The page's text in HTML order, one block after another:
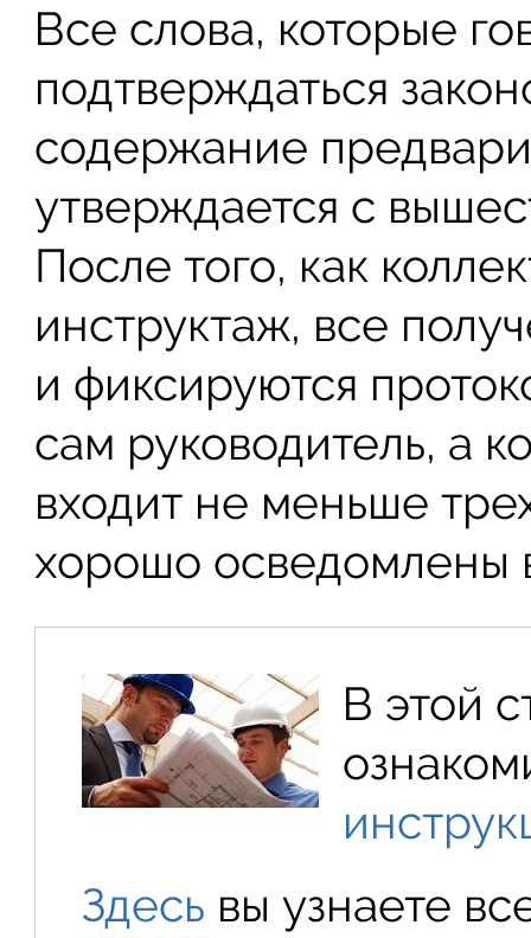
Все слова, которые
подтверждаться
содержание
утверждается с
После того, как
инструктаж, все
и фиксируются
сам руководитель, а
входит не меньше
хорошо осведомлены
В этой
Здесь вы узнаете